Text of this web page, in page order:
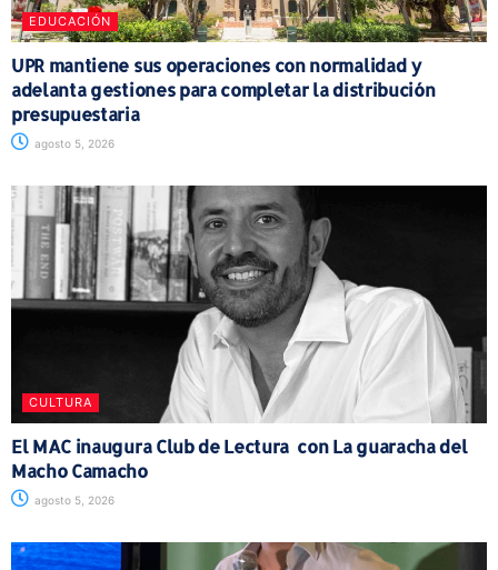
EDUCACIÓN
UPR mantiene sus operaciones con normalidad y
adelanta gestiones para completar la distribución
presupuestaria
agosto 5, 2026
CULTURA
El MAC inaugura Club de Lectura con La guaracha del
Macho Camacho
agosto 5, 2026